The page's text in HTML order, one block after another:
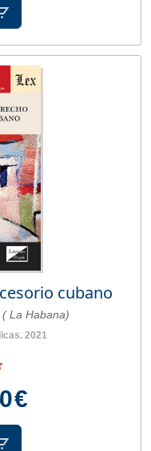
cubano
La Habana)
2021
€